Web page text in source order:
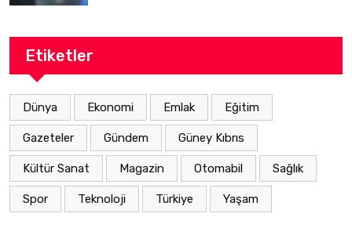
Etiketler
Dünya Ekonomi Emlak Eğitim
Gazeteler Gündem Güney Kıbrıs
Kültür Sanat Magazin Otomabil Sağlık
Spor Teknoloji Türkiye Yaşam